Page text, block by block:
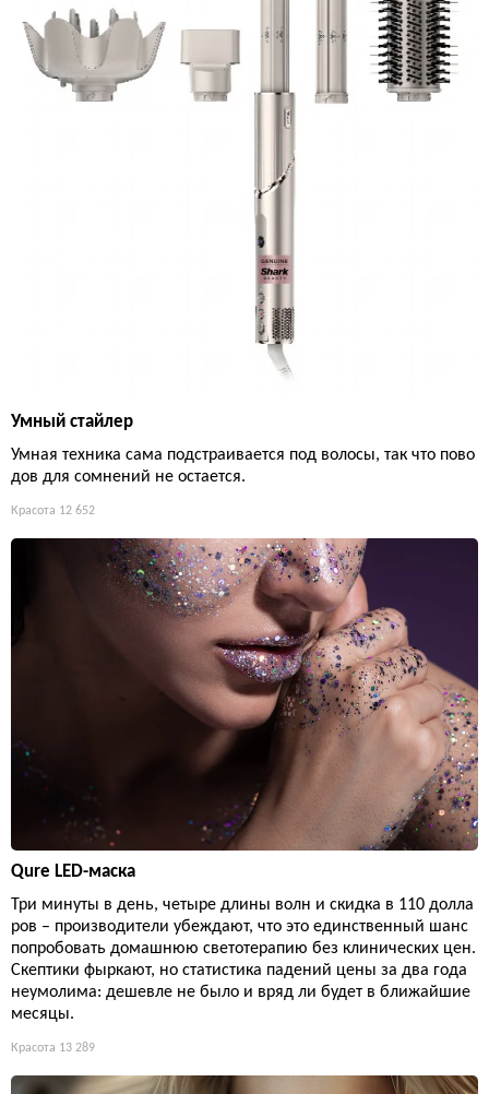
Умный стайлер
Умная техника сама подстраивается под волосы, так что пово
дов для сомнений не остается.
Красота 12 652
Qure LED-маска
Три минуты в день, четыре длины волн и скидка в 110 долла
ров – производители убеждают, что это единственный шанс
попробовать домашнюю светотерапию без клинических цен.
Скептики фыркают, но статистика падений цены за два года
неумолима: дешевле не было и вряд ли будет в ближайшие
месяцы.
Красота 13 289